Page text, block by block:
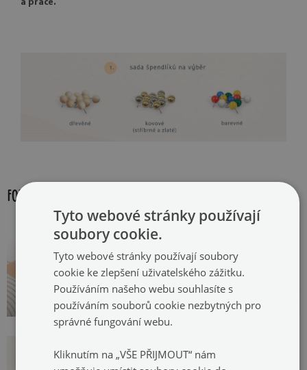
a práce.
FOTOGALERIE:
Tyto webové stránky používají
soubory cookie.
Tyto webové stránky používají soubory
cookie ke zlepšení uživatelského zážitku.
Používáním našeho webu souhlasíte s
používáním souborů cookie nezbytných pro
správné fungování webu.
Kliknutím na „VŠE PŘIJMOUT“ nám